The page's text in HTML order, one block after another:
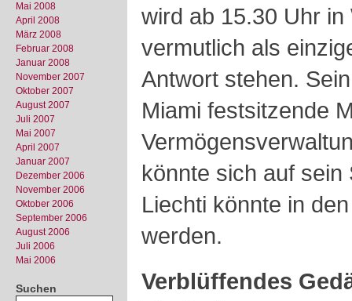
Mai 2008
April 2008
März 2008
Februar 2008
Januar 2008
November 2007
Oktober 2007
August 2007
Juli 2007
Mai 2007
April 2007
Januar 2007
Dezember 2006
November 2006
Oktober 2006
September 2006
August 2006
Juli 2006
Mai 2006
Suchen
wird ab 15.30 Uhr
vermutlich als
Antwort stehen.
Miami festsitzende
könnte sich auf
Liechti könnte in
werden.
Verblüffendes